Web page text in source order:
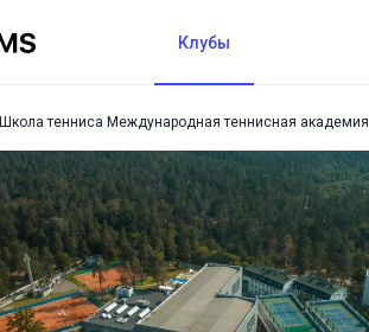
Клубы
Школа тенниса Международная теннисная академия